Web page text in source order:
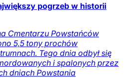
pogrzeb w historii
Cmentarzu Powstańców
5,5 tony prochów
Tego dnia odbył się
i spalonych przez
dniach Powstania